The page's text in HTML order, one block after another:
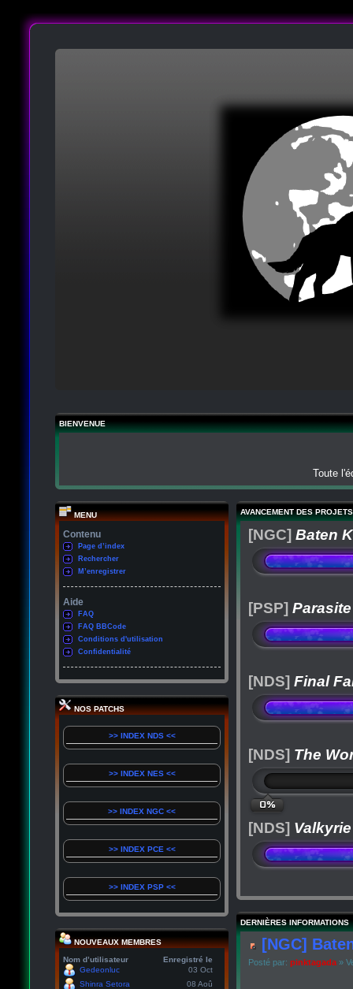
BIENVENUE
Toute
MENU
Contenu
Page d’index
Rechercher
M’enregistrer
Aide
FAQ
FAQ BBCode
Conditions d'utilisation
Confidentialité
NOS PATCHS
>> INDEX NDS <<
>> INDEX NES <<
>> INDEX NGC <<
>> INDEX PCE <<
>> INDEX PSP <<
NOUVEAUX MEMBRES
Nom d’utilisateur
Enregistré le
Gedeonluc
03 Oct
Shinra Setora
08 Aoû
AVANCEMENT DES PROJETS
[NGC] Baten
[PSP]
[NDS] Final
[NDS] The
0%
[NDS]
DERNIÈRES INFORMATIONS
[NGC]
Posté par: pinktagada »